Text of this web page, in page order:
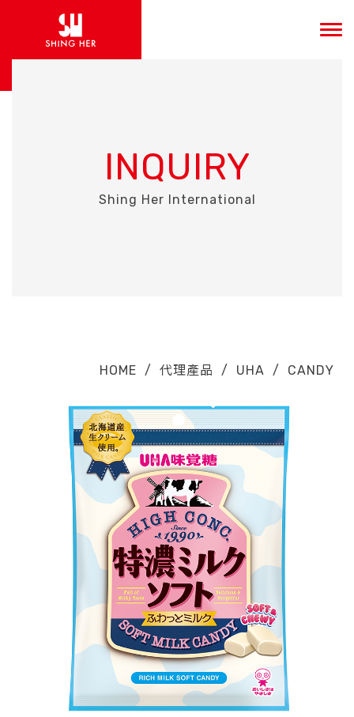
INQUIRY
Shing Her International
HOME / 代理產品 / UHA / CANDY